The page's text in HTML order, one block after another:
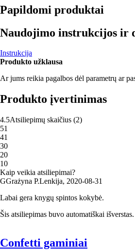
Papildomi produktai
Naudojimo instrukcijos ir
Instrukcija
Produkto užklausa
Ar jums reikia pagalbos dėl parametrų ar
Produkto įvertinimas
4.5Atsiliepimų skaičius (2)
51
41
30
20
10
Kaip veikia atsiliepimai?
GGrażyna P.Lenkija, 2020‑08‑31
Labai gera knygų spintos kokybė.
Šis atsiliepimas buvo automatiškai išverstas.
Confetti gaminiai